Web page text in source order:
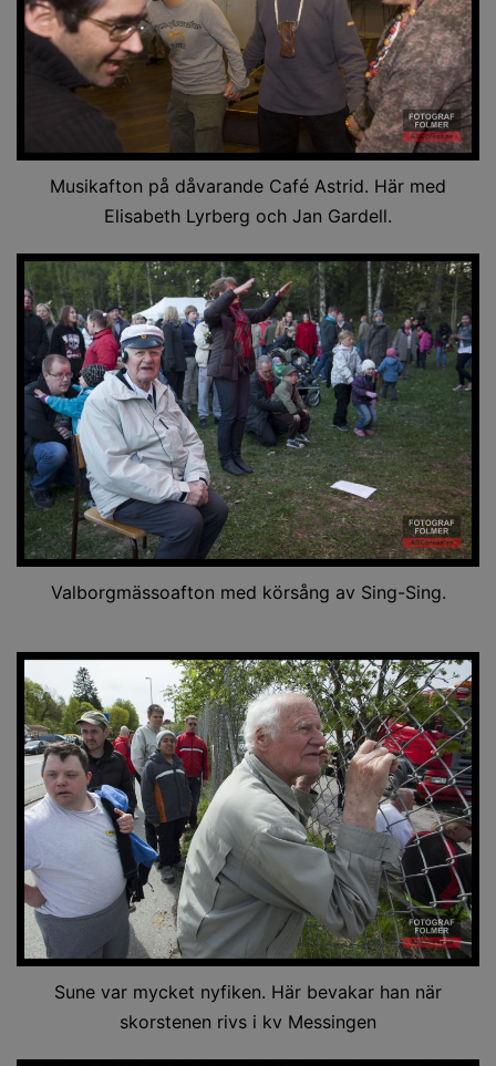
Musikafton på dåvarande Café Astrid. Här med
Elisabeth Lyrberg och Jan Gardell.
Valborgmässoafton med körsång av Sing-Sing.
Sune var mycket nyfiken. Här bevakar han när
skorstenen rivs i kv Messingen